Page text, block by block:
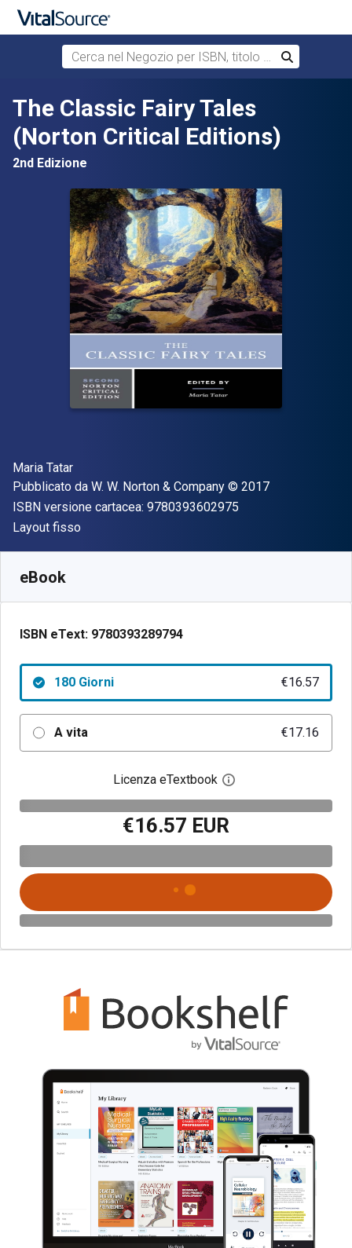
Passa al contenuto principale
Cerca nel Negozio per ISBN, titolo o autore
Cerca
The Classic Fairy Tales
(Norton Critical Editions)
2nd Edizione
Autore(i)
Maria Tatar
Editore
Pubblicato da W. W. Norton & Company Copyright
© 2017
ISBN versione cartacea: 9780393602975
Formato
Layout fisso
eBook
ISBN eText: 9780393289794
180 Giorni €16.57
A vita €17.16
Licenza eTextbook Apri la finestra di
€16.57 EUR